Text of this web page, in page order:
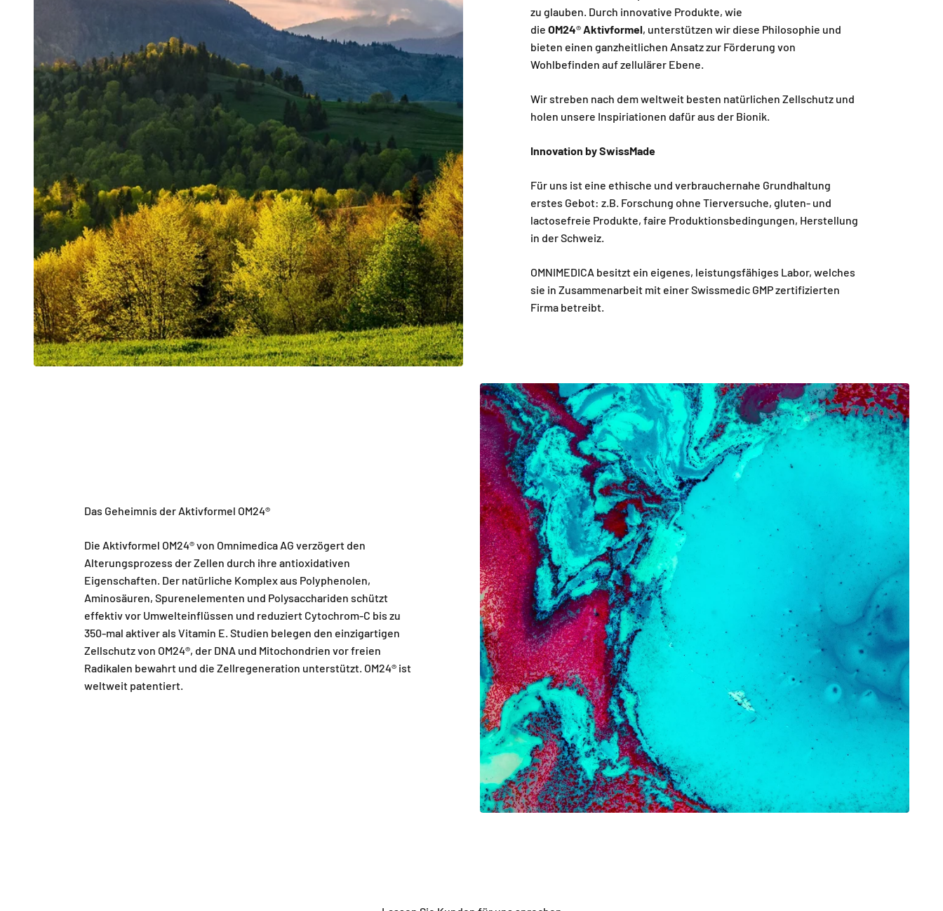
zu glauben. Durch innovative Produkte, wie
die OM24®Aktivformel, unterstützen wir diese Philosophie und
bieten einen ganzheitlichen Ansatz zur Förderung von
Wohlbefinden auf zellulärer Ebene.
Wir streben nach dem weltweit besten natürlichen Zellschutz und
holen unsere Inspiriationen dafür aus der Bionik.
Innovation by SwissMade
Für uns ist eine ethische und verbrauchernahe Grundhaltung
erstes Gebot: z.B. Forschung ohne Tierversuche, gluten- und
lactosefreie Produkte, faire Produktionsbedingungen, Herstellung
in der Schweiz.
OMNIMEDICA besitzt ein eigenes, leistungsfähiges Labor, welches
sie in Zusammenarbeit mit einer Swissmedic GMP zertifizierten
Firma betreibt.
Das Geheimnis der Aktivformel OM24®
Die Aktivformel OM24® von Omnimedica AG verzögert den
Alterungsprozess der Zellen durch ihre antioxidativen
Eigenschaften. Der natürliche Komplex aus Polyphenolen,
Aminosäuren, Spurenelementen und Polysacchariden schützt
effektiv vor Umwelteinflüssen und reduziert Cytochrom-C bis zu
350-mal aktiver als Vitamin E. Studien belegen den einzigartigen
Zellschutz von OM24®, der DNA und Mitochondrien vor freien
Radikalen bewahrt und die Zellregeneration unterstützt. OM24® ist
weltweit patentiert.